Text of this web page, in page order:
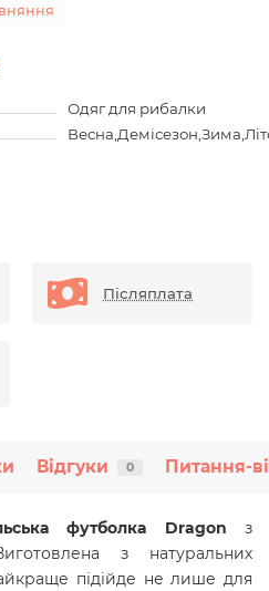
Одяг для рибалки
Післяплата
Відгуки 0 Питання-
футболка Dragon з
з натуральних
підійде не лише для